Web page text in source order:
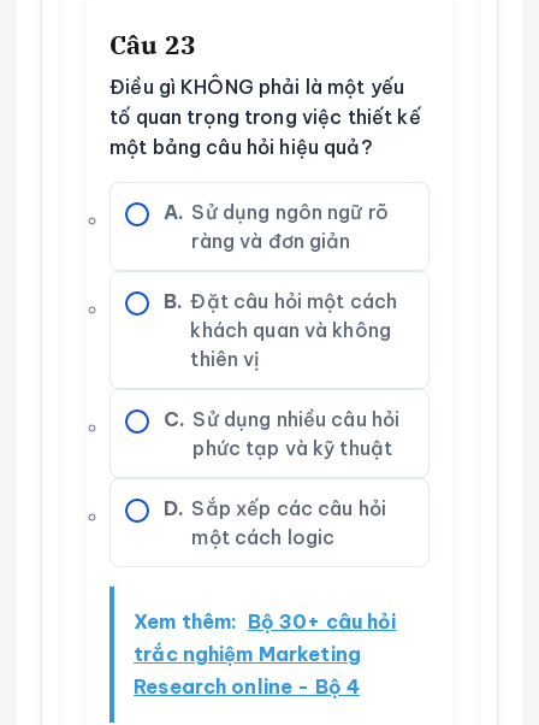
Câu 23
Điều gì KHÔNG phải là một yếu
tố quan trọng trong việc thiết kế
một bảng câu hỏi hiệu quả?
A. Sử dụng ngôn ngữ rõ
ràng và đơn giản
B. Đặt câu hỏi một cách
khách quan và không
thiên vị
C. Sử dụng nhiều câu hỏi
phức tạp và kỹ thuật
D. Sắp xếp các câu hỏi
một cách logic
Xem thêm: Bộ 30+ câu hỏi
trắc nghiệm Marketing
Research online - Bộ 4